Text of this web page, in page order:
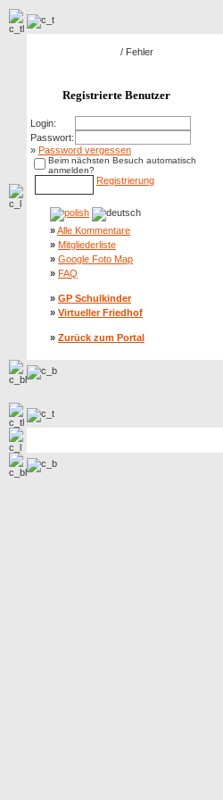
/ Fehler
Registrierte Benutzer
Login:
Passwort:
» Password vergessen
Beim nächsten Besuch automatisch
anmelden?
Registrierung
»Alle Kommentare
» Mitgliederliste
» Google Foto Map
» FAQ
» GP Schulkinder
» Virtueller Friedhof
» Zurück zum Portal